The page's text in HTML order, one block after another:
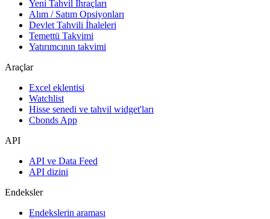
Yeni Tahvil İhraçları
Alım / Satım Opsiyonları
Devlet Tahvili İhaleleri
Temettü Takvimi
Yatırımcının takvimi
Araçlar
Excel eklentisi
Watchlist
Hisse senedi ve tahvil widget'ları
Cbonds App
API
API ve Data Feed
API dizini
Endeksler
Endekslerin araması